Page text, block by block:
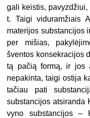
gali keistis,
t. Taigi viduramžiais
materijos substancijos
per mišias,
šventos konsekracijos
tą pačią formą, ir jos
nepakinta, taigi ostija
tačiau pati
substancijos atsiranda
vyno substancijos –